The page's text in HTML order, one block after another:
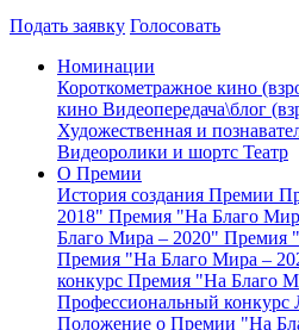
Подать заявку Голосовать
Номинации
Короткометражное кино
кино Видеопередача\блог
Художественная и
Видеоролики и шортс Театр
О Премии
История создания Премии
2018" Премия "На Благо
Благо Мира – 2020" Премия
Премия "На Благо Мира –
конкурс Премия "На Благо
Профессиональный конкурс
Положение о Премии "На